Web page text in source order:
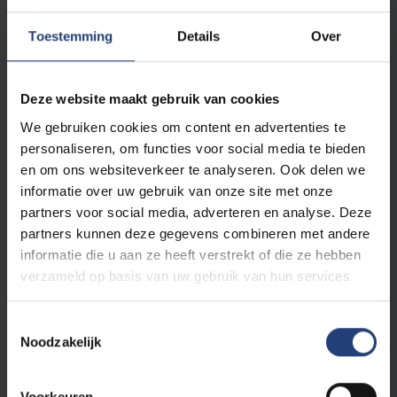
Toestemming Details Over
Deze website maakt gebruik van cookies
We gebruiken cookies om content en advertenties te
personaliseren, om functies voor social media te bieden
en om ons websiteverkeer te analyseren. Ook delen we
informatie over uw gebruik van onze site met onze
partners voor social media, adverteren en analyse. Deze
partners kunnen deze gegevens combineren met andere
informatie die u aan ze heeft verstrekt of die ze hebben
verzameld op basis van uw gebruik van hun services.
Noodzakelijk
Krachtige leeromgeving
maatschappijwetenschappen
ECTS
maatschappijwetenschappen
Schoolontwikkeling 3 ECTS
Onderzoekend leraarschap 9 ECTS
Positief en inclusief leefklimaat economie en
rechten
6
ECTS
Krachtige leeromgeving economie en rechten 6 ECTS
12 ECTS uit onderstaande opties
3 ECTS